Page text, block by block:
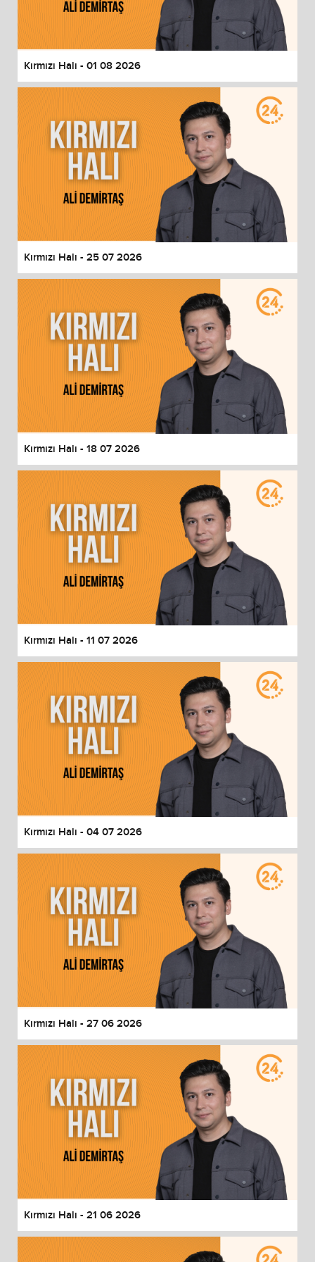
Kırmızı Halı - 01 08 2026
Kırmızı Halı - 25 07 2026
Kırmızı Halı - 18 07 2026
Kırmızı Halı - 11 07 2026
Kırmızı Halı - 04 07 2026
Kırmızı Halı - 27 06 2026
Kırmızı Halı - 21 06 2026